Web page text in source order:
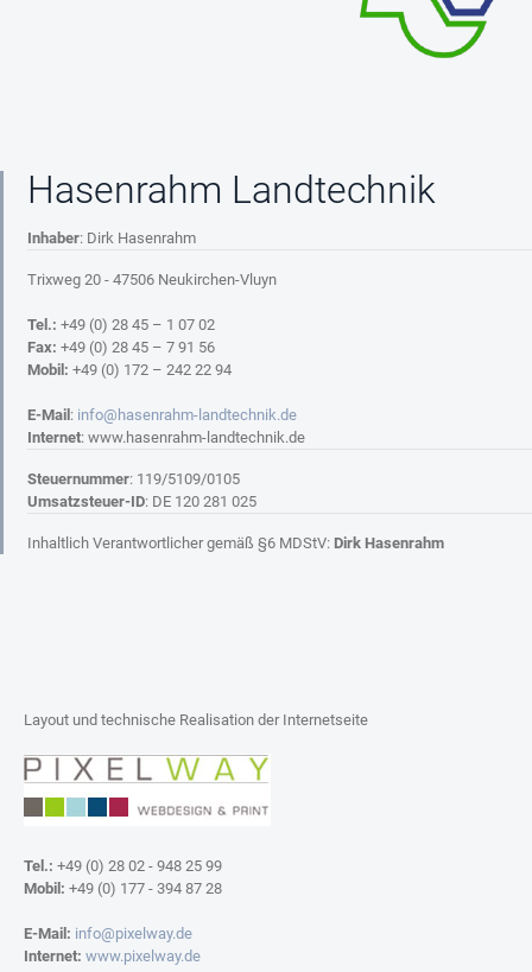
Hasenrahm Landtechnik
Inhaber: Dirk Hasenrahm
Trixweg 20 - 47506 Neukirchen-Vluyn
Tel.: +49 (0) 28 45 – 1 07 02
Fax: +49 (0) 28 45 – 7 91 56
Mobil: +49 (0) 172 – 242 22 94
E-Mail : info@hasenrahm-landtechnik.de
Internet: www.hasenrahm-landtechnik.de
Steuernummer: 119/5109/0105
Umsatzsteuer-ID: DE 120 281 025
Inhaltlich Verantwortlicher gemäß §6 MDStV: Dirk Hasenrahm
Layout und technische Realisation der Internetseite
Tel.: +49 (0) 28 02 - 948 25 99
Mobil: +49 (0) 177 - 394 87 28
E-Mail: info@pixelway.de
Internet: www.pixelway.de